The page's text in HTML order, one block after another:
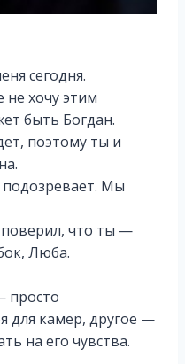
сегодня.
хочу этим
быть Богдан.
поэтому ты и
Мы
что ты —
Люба.
просто
для камер, другое —
на его чувства.